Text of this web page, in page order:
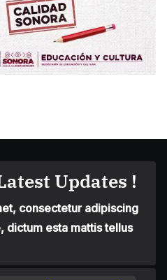
Updates !
consectetur adipiscing
dictum esta mattis tellus